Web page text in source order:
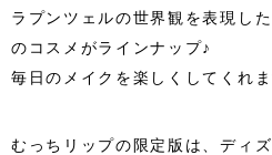
ラプンツェルの世界観を表現し
のコスメがラインナップ♪
毎日のメイクを楽しくしてくれま
むっちリップの限定版は、ディ